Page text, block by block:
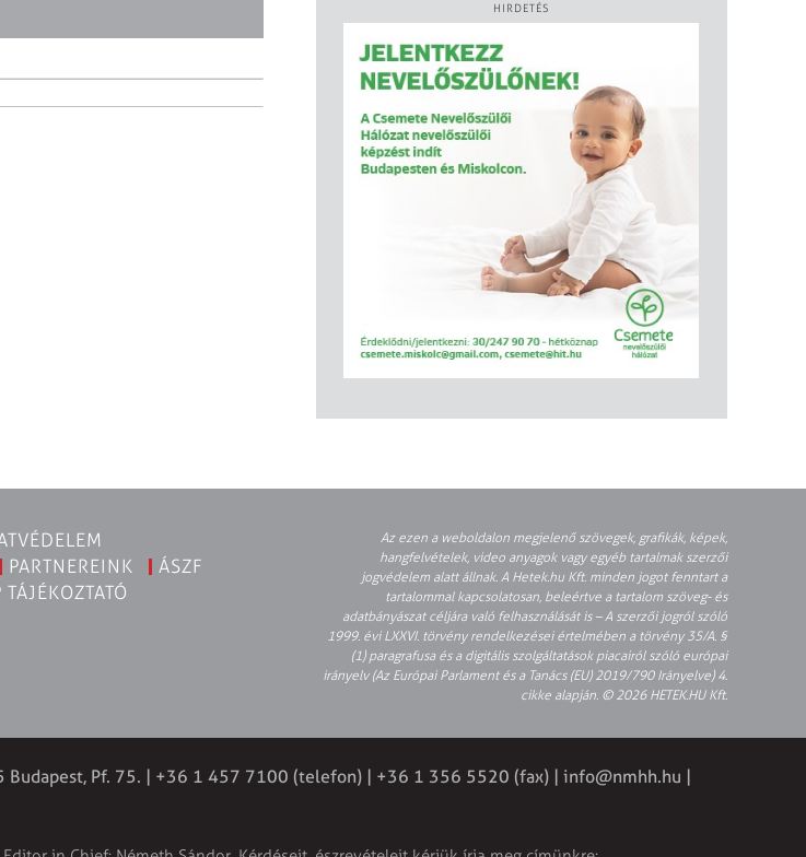
HIRDETÉS
PARTNEREINK
ÁSZF
Az ezen a weboldalon megjelenő szövegek, grafikák, képek,
hangfelvételek, video anyagok vagy egyéb tartalmak szerzői
jogvédelem alatt állnak. A Hetek.hu Kft. minden jogot fenntart a
tartalommal kapcsolatosan, beleértve a tartalom szöveg- és
adatbányászat céljára való felhasználását is – A szerzői jogról szóló
1999. évi LXXVI. törvény rendelkezései értelmében a törvény 35/A. §
(1) paragrafusa és a digitális szolgáltatások piacairól szóló európai
irányelv (Az Európai Parlament és a Tanács (EU) 2019/790 Irányelve) 4.
cikke alapján. © 2026 HETEK.HU Kft.
Budapest, Pf. 75. | +36 1 457 7100 (telefon) | +36 1 356 5520 (fax) | info@nmhh.hu